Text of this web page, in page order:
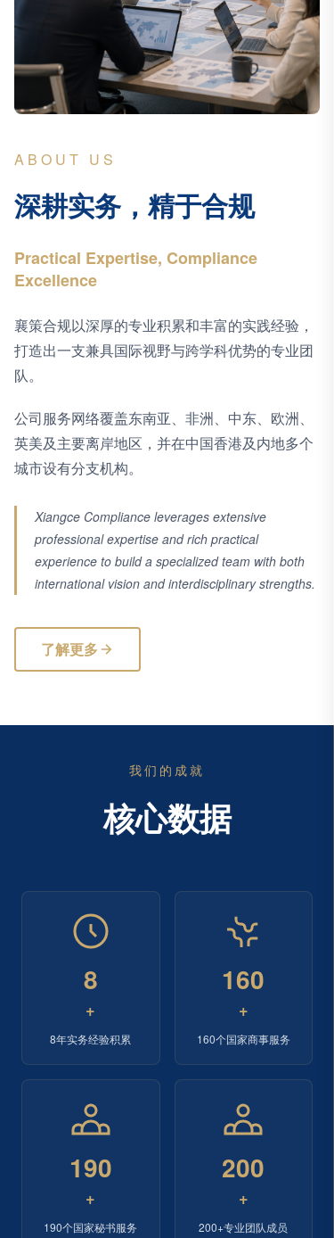
ABOUT US
深耕实务，精于合规
Practical Expertise, Compliance
Excellence
襄策合规以深厚的专业积累和丰富的实践经验，
打造出一支兼具国际视野与跨学科优势的专业团
队。
公司服务网络覆盖东南亚、非洲、中东、欧洲、
英美及主要离岸地区，并在中国香港及内地多个
城市设有分支机构。
Xiangce Compliance leverages extensive
professional expertise and rich practical
experience to build a specialized team with both
international vision and interdisciplinary strengths.
了解更多
我们的成就
核心数据
8
+
8年实务经验积累
160
+
160个国家商事服务
190
+
190个国家秘书服务
200
+
200+专业团队成员